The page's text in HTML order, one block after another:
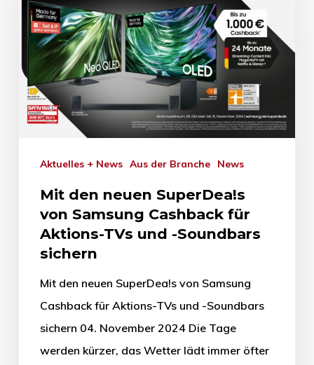
Aktuelles + News Aus der Branche News
Mit den neuen SuperDea!s
von Samsung Cashback für
Aktions-TVs und -Soundbars
sichern
Mit den neuen SuperDea!s von Samsung
Cashback für Aktions-TVs und -Soundbars
sichern 04. November 2024 Die Tage
werden kürzer, das Wetter lädt immer öfter